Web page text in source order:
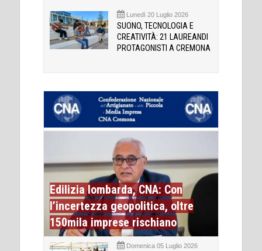
Lunedì 20 Luglio 2026
SUONO, TECNOLOGIA E
CREATIVITÀ: 21 LAUREANDI
PROTAGONISTI A CREMONA
Edilizia lombarda, CNA: Con
l’incertezza geopolitica, oltre
150mila imprese rischiano
Domenica 05 Luglio 2026